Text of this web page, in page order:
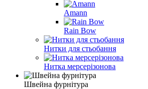
Amann
Rain Bow
Нитки для стьобання
Нитка мерсерізонова
Швейна фурнітура